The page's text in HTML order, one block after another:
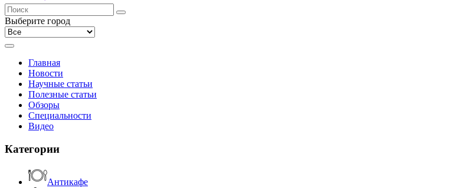
Выберите город
Главная
Новости
Научные статьи
Полезные статьи
Обзоры
Специальности
Видео
Категории
Антикафе